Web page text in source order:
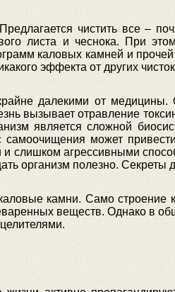
чистить все –
листа и чеснока. При
каловых камней и
эффекта от других
далекими от медицины.
вызывает отравление
является сложной
самоочищения может
агрессивными
организм полезно. Секреты
камни. Само
веществ. Однако в